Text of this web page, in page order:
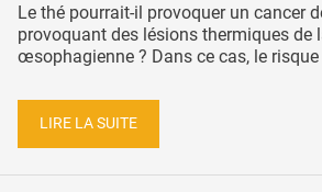
Le thé pourrait-il provoquer un cancer
provoquant des lésions thermiques de
œsophagienne ? Dans ce cas, le risque
LIRE LA SUITE